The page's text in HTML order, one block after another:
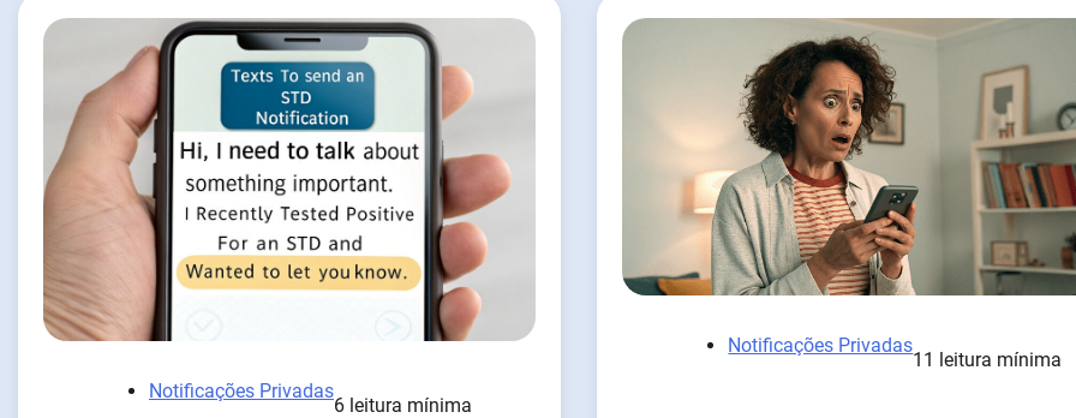
Notificações Privadas
6 leitura mínima
Notificações Privadas
11 leitura mínima